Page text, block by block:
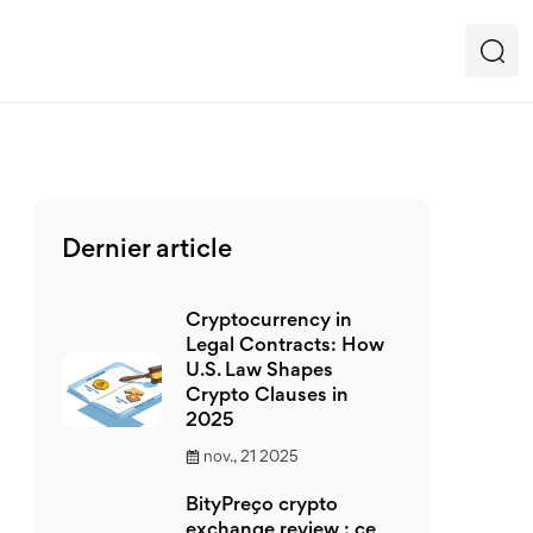
Dernier article
Cryptocurrency in
Legal Contracts: How
U.S. Law Shapes
Crypto Clauses in
2025
nov., 21 2025
BityPreço crypto